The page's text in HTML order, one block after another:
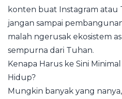
konten buat Instagram atau
jangan sampai
malah ngerusak ekosistem
sempurna dari Tuhan.
Kenapa Harus ke Sini
Hidup?
Mungkin banyak yang